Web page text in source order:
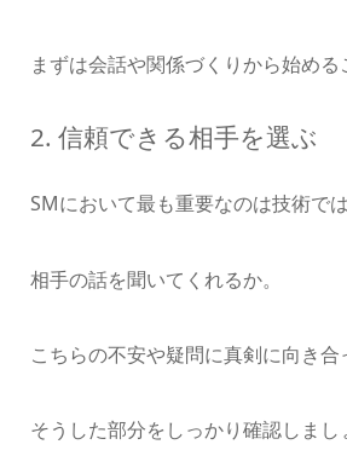
まずは会話や関係づくりから始める
2. 信頼できる相手を選ぶ
SMにおいて最も重要なのは技術で
相手の話を聞いてくれるか。
こちらの不安や疑問に真剣に向き合
そうした部分をしっかり確認しまし